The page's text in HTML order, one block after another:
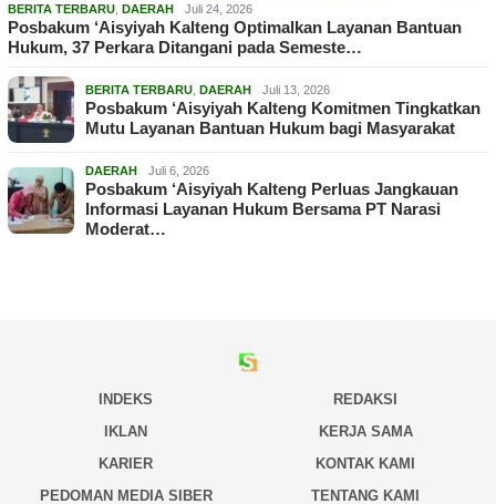
BERITA TERBARU DAERAH Juli 24, 2026
Posbakum ‘Aisyiyah Kalteng Optimalkan Layanan Bantuan
Hukum, 37 Perkara Ditangani pada Semeste…
BERITA TERBARU DAERAH Juli 13, 2026
Posbakum ‘Aisyiyah Kalteng Komitmen Tingkatkan
Mutu Layanan Bantuan Hukum bagi Masyarakat
DAERAH Juli 6, 2026
Posbakum ‘Aisyiyah Kalteng Perluas Jangkauan
Informasi Layanan Hukum Bersama PT Narasi
Moderat…
INDEKS
REDAKSI
IKLAN
KERJA SAMA
KARIER
KONTAK KAMI
PEDOMAN MEDIA SIBER
TENTANG KAMI